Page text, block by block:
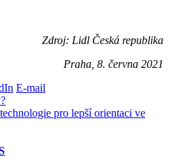
Zdroj: Lidl Česká republika
Praha, 8. června 2021
E-mail
pro lepší orientaci ve